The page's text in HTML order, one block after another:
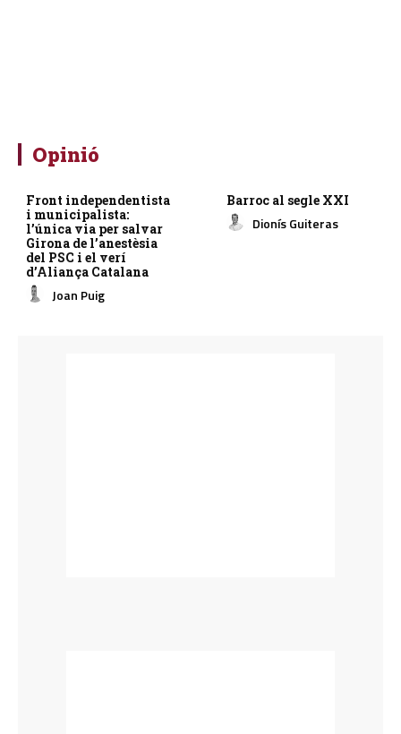
Opinió
Front independentista
i municipalista:
l’única via per salvar
Girona de l’anestèsia
del PSC i el verí
d’Aliança Catalana
Joan Puig
Barroc al segle XXI
Dionís Guiteras